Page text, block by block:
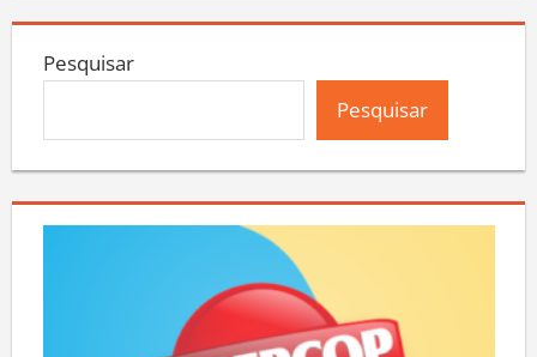
Pesquisar
Pesquisar